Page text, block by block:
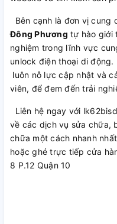
Bên cạnh là đơn vị cung
Đông Phương tự hào giới
nghiệm trong lĩnh vực
unlock điện thoại di động.
luôn nỗ lực cập nhật và
viên, để đem đến trải
Liên hệ ngay với
về các dịch vụ sửa chữa,
chữa một cách nhanh
hoặc ghé trực tiếp cửa
8 P.12 Quận 10